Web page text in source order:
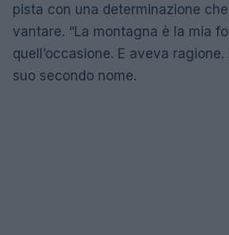
pista con una determinazione
vantare. “La montagna è la mia
quell’occasione. E aveva
suo secondo nome.